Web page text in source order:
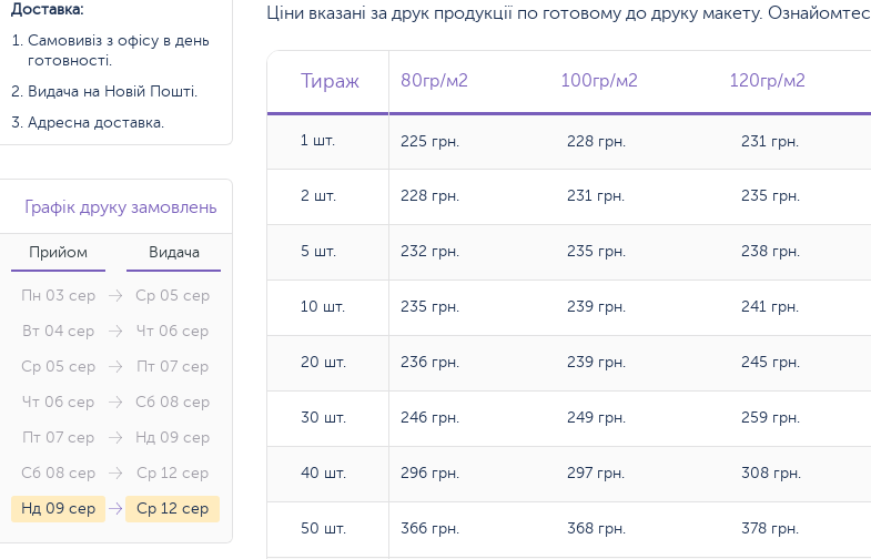
Ціни вказані за друк продукції по готовому до друку макету.
Тираж
1 шт.
2 шт.
5 шт.
10 шт.
20 шт.
30 шт.
40 шт.
50 шт.
Тираж 80гр/м2 100гр/м2 120гр/м2
Тираж 80гр/м2 100гр/м2 120гр/м2
1 шт. 225 грн. 228 грн. 231 грн.
2 шт. 228 грн. 231 грн. 235 грн.
5 шт. 232 грн. 235 грн. 238 грн.
10 шт. 235 грн. 239 грн. 241 грн.
20 шт. 236 грн. 239 грн. 245 грн.
30 шт. 246 грн. 249 грн. 259 грн.
40 шт. 296 грн. 297 грн. 308 грн.
50 шт. 366 грн. 368 грн. 378 грн.
Доставка:
Самовивіз з офісу в день
готовності.
Видача на Новій Пошті.
Адресна доставка.
Графік друку замовлень
Прийом Видача
Пн 03 сер Ср 05 сер
Вт 04 сер Чт 06 сер
Ср 05 сер Пт 07 сер
Чт 06 сер Сб 08 сер
Пт 07 сер Нд 09 сер
Сб 08 сер Ср 12 сер
Нд 09 сер Ср 12 сер